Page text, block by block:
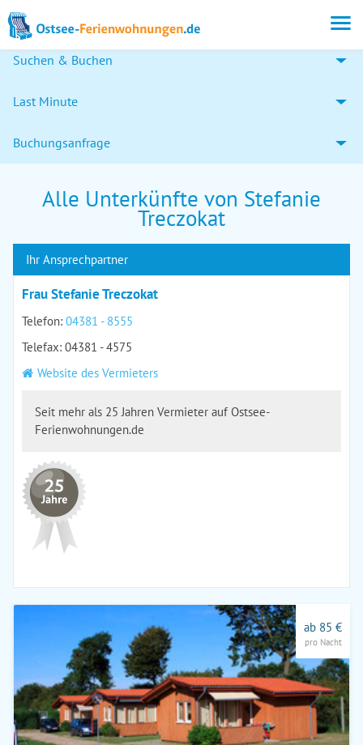
Suchen & Buchen
Last Minute
Buchungsanfrage
Alle Unterkünfte von Stefanie
Treczokat
Ihr Ansprechpartner
Frau Stefanie Treczokat
Telefon: 04381 - 8555
Telefax: 04381 - 4575
Website des Vermieters
Seit mehr als 25 Jahren Vermieter auf Ostsee-
Ferienwohnungen.de
ab 85 €
pro Nacht